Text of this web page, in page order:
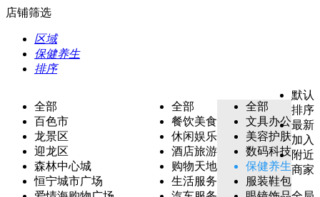
店铺筛选
区域
保健养生
排序
全部
百色市
龙景区
迎龙区
森林中心城
恒宁城市广场
全部
餐饮美食
休闲娱乐
酒店旅游
购物天地
生活服务
全部
文具办公
美容护肤
数码科技
保健养生
服装鞋包
默认
排序
最新
加入
附近
商家